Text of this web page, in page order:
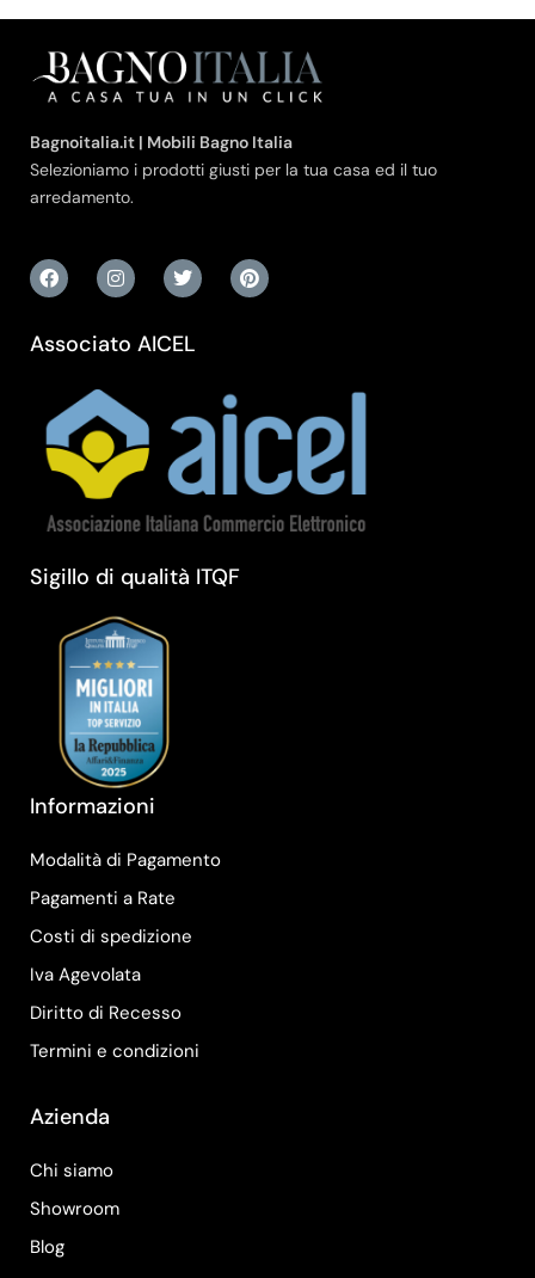
Bagnoitalia.it | Mobili Bagno Italia
Selezioniamo i prodotti giusti per la tua casa ed il tuo
arredamento.
Associato AICEL
Sigillo di qualità ITQF
Informazioni
Modalità di Pagamento
Pagamenti a Rate
Costi di spedizione
Iva Agevolata
Diritto di Recesso
Termini e condizioni
Azienda
Chi siamo
Showroom
Blog